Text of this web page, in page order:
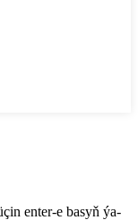
enter-e basyň ýa-